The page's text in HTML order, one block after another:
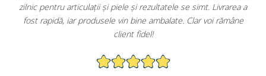
zilnic pentru articulații și piele și rezultatele se simt. Livrarea a
fost rapidă, iar produsele vin bine ambalate. Clar voi rămâne
client fidel!